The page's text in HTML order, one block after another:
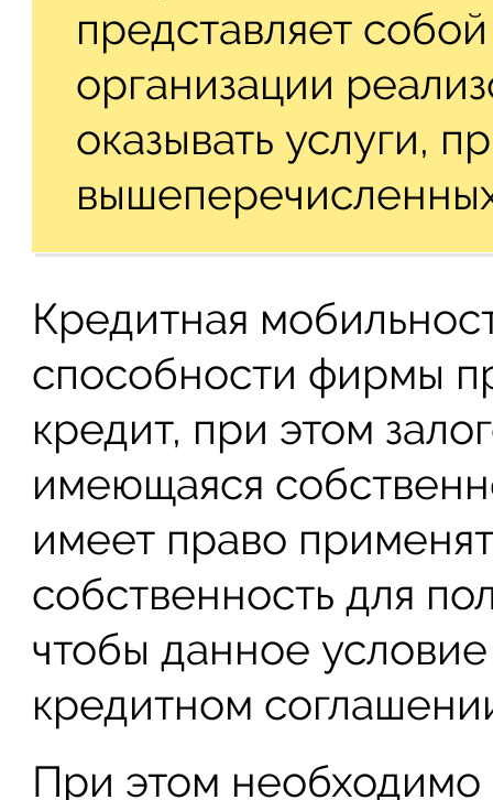
представляет
организации
оказывать услуги,
Кредитная
способности фирмы
кредит, при этом
имеющаяся
имеет право
собственность для
чтобы данное
кредитном
При этом необходимо